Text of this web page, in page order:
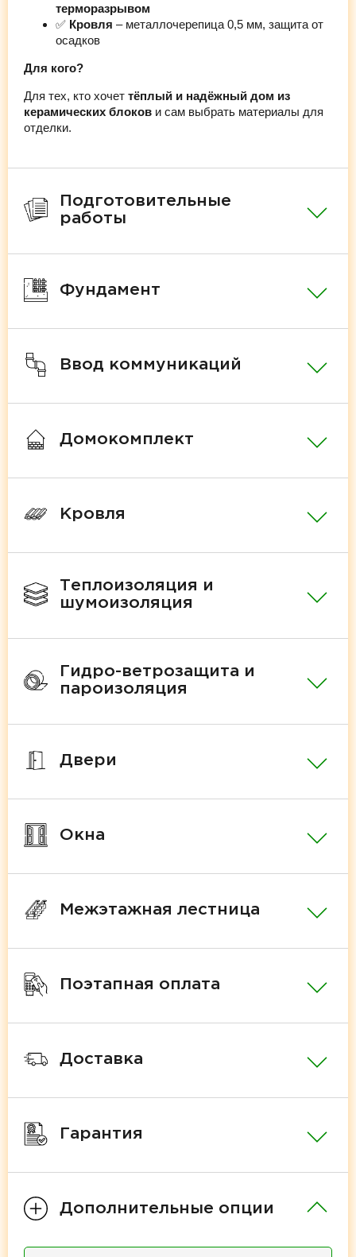
терморазрывом
✅ Кровля – металлочерепица 0,5 мм, защита от
осадков
Для кого?
Для тех, кто хочет тёплый и надёжный дом из
керамических блоков и сам выбрать материалы для
отделки.
Подготовительные
работы
Фундамент
Ввод коммуникаций
Домокомплект
Кровля
Теплоизоляция и
шумоизоляция
Гидро-ветрозащита и
пароизоляция
Двери
Окна
Межэтажная лестница
Поэтапная оплата
Доставка
Гарантия
Дополнительные опции